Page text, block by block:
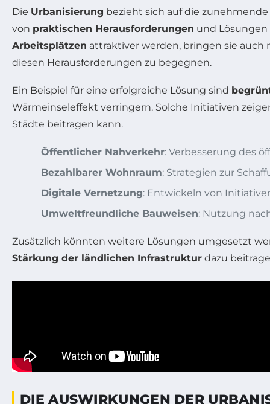
Die Urbanisierung bezieht sich auf die
von praktischen Herausforderungen und
Arbeitsplätzen attraktiver werden, bringen sie auch
diesen Herausforderungen zu begegnen.
Ein Beispiel für eine erfolgreiche Lösung sind
Wärmeinseleffekt verringern. Solche Initiativen
Städte beitragen kann.
Öffentlicher Nahverkehr: Verbesserung des
Bezahlbarer Wohnraum: Strategien zur
Digitale Vernetzung: Entwickeln von
Umweltfreundliche Bauweisen: Nutzung
Zusätzlich könnten weitere Lösungen umgesetzt
Stärkung der ländlichen Infrastruktur dazu
DIE AUSWIRKUNGEN DER